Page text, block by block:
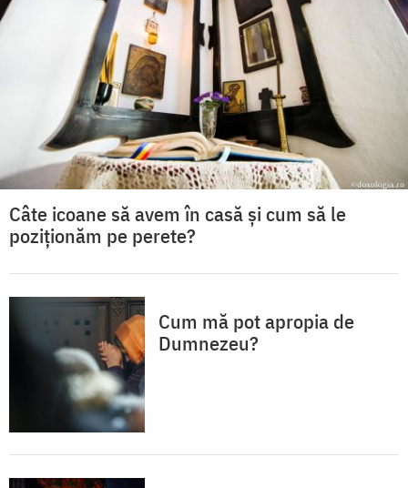
Câte icoane să avem în casă și cum să le
poziționăm pe perete?
Cum mă pot apropia de
Dumnezeu?